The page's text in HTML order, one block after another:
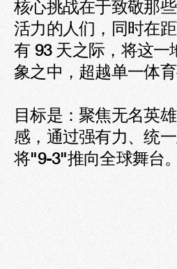
核心挑战在于致敬那
活力的人们，同时在
有 93 天之际，将这一
象之中，超越单一体
目标是：聚焦无名英
感，通过强有力、统
将"9-3"推向全球舞台